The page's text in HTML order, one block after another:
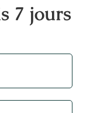
7 jours